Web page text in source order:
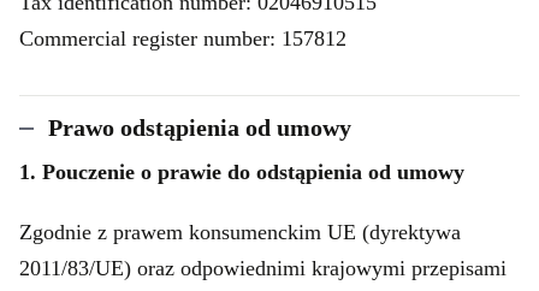
Commercial register number: 157812
Prawo odstąpienia od umowy
1. Pouczenie o prawie do odstąpienia od umowy
Zgodnie z prawem konsumenckim UE (dyrektywa
2011/83/UE) oraz odpowiednimi krajowymi przepisami